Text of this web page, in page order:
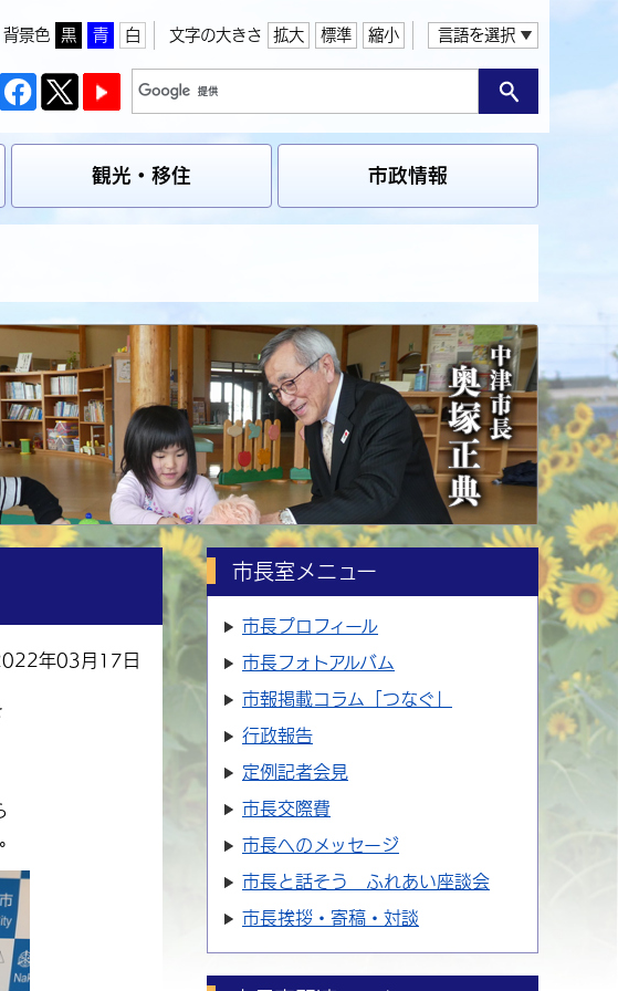
背景色 黒 青 白 文字の大きさ 拡大 標準 縮小 言語を選択
観光・移住 市政情報
年03月17日
市長室メニュー
市長プロフィール
市長フォトアルバム
市報掲載コラム「つなぐ」
行政報告
定例記者会見
市長交際費
市長へのメッセージ
市長と話そう ふれあい座談会
市長挨拶・寄稿・対談